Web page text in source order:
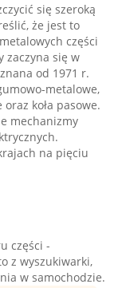
się szeroką
że jest to
części
zaczyna się w
od 1971 r.
metalowe,
koła pasowe.
mechanizmy
na pięciu
części -
z wyszukiwarki,
w samochodzie.